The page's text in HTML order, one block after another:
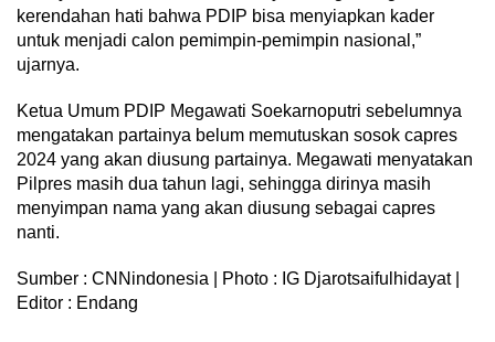
kerendahan hati bahwa PDIP bisa menyiapkan kader
untuk menjadi calon pemimpin-pemimpin nasional,”
ujarnya.
Ketua Umum PDIP Megawati Soekarnoputri sebelumnya
mengatakan partainya belum memutuskan sosok capres
2024 yang akan diusung partainya. Megawati menyatakan
Pilpres masih dua tahun lagi, sehingga dirinya masih
menyimpan nama yang akan diusung sebagai capres
nanti.
Sumber : CNNindonesia | Photo : IG Djarotsaifulhidayat |
Editor : Endang